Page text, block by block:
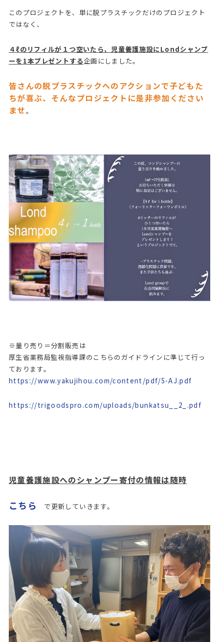
このプロジェクトを、単に脱プラスチックだけのプロジェクト
ではなく、
４ℓのリフィルが１つ空いたら、児童養護施設にLondシャンプ
ーを1本プレゼントする企画にしました。
皆さんの脱プラスチックへのアクションで子どもた
ちが喜ぶ、 そんなプロジェクトに是非参加ください
ませ。
※量り売り＝分割販売は
厚生省薬務局監視指導課のこちらのガイドラインに準じて行っ
ております。
https://www.yakujihou.com/content/pdf/5-AJ.pdf
https://trigoodspro.com/uploads/bunkatsu__2_.pdf
児童養護施設へのシャンプー寄付の情報は随時
こちら で更新していきます。